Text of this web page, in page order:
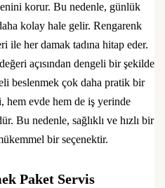
korur. Bu nedenle, günlük
kolay hale gelir. Rengarenk
ile her damak tadına hitap eder.
açısından dengeli bir şekilde
beslenmek çok daha pratik bir
hem evde hem de iş yerinde
Bu nedenle, sağlıklı ve hızlı bir
bir seçenektir.
Paket Servis